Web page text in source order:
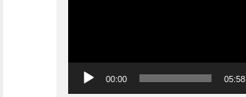
00:00 05:58